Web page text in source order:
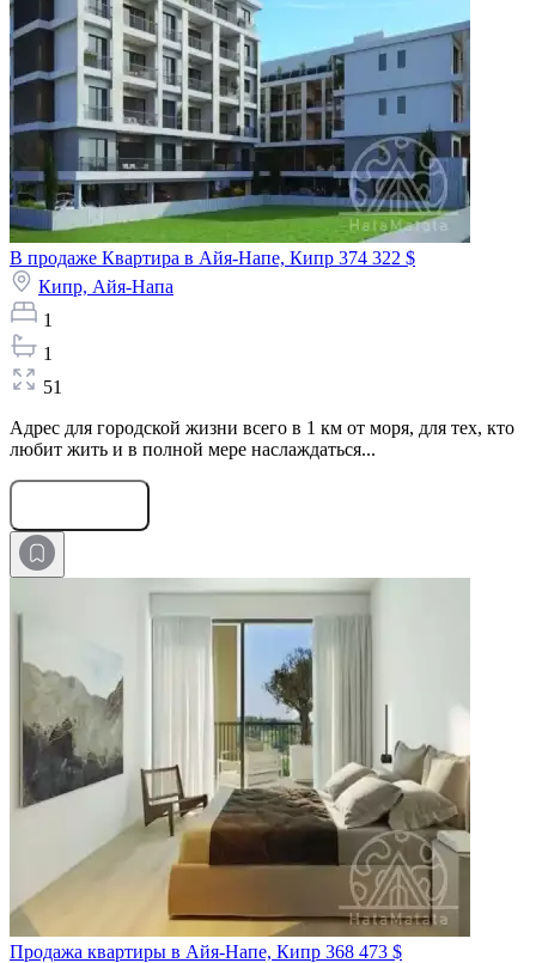
В продаже Квартира в Айя-Напе, Кипр 374 322 $
Кипр, Айя-Напа
1
1
51
Адрес для городской жизни всего в 1 км от моря, для тех, кто
любит жить и в полной мере наслаждаться...
Продажа квартиры в Айя-Напе, Кипр 368 473 $